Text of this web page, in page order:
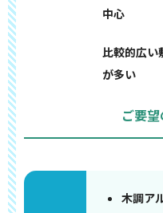
中心
比較的広い
が多い
ご要
木調ア